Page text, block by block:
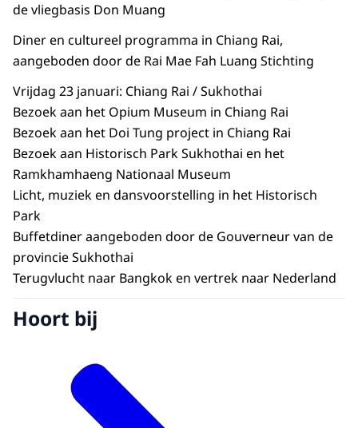
de vliegbasis Don Muang
Diner en cultureel programma in Chiang Rai,
aangeboden door de Rai Mae Fah Luang Stichting
Vrijdag 23 januari: Chiang Rai / Sukhothai
Bezoek aan het Opium Museum in Chiang Rai
Bezoek aan het Doi Tung project in Chiang Rai
Bezoek aan Historisch Park Sukhothai en het
Ramkhamhaeng Nationaal Museum
Licht, muziek en dansvoorstelling in het Historisch
Park
Buffetdiner aangeboden door de Gouverneur van de
provincie Sukhothai
Terugvlucht naar Bangkok en vertrek naar Nederland
Hoort bij